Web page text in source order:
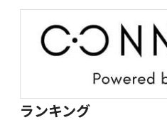
ランキング